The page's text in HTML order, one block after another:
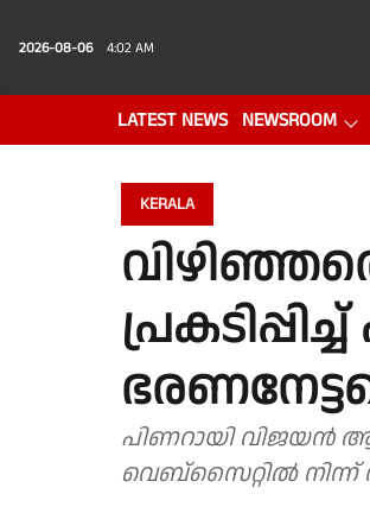
2026-08-06 4:02 AM
LATEST NEWS NEWSROOM
KERALA
പിണറായി വിജയൻ
വെബ്സൈറ്റിൽ നിന്ന്